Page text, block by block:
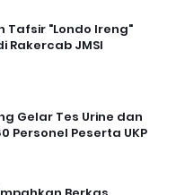
Tafsir "Londo Ireng"
Rakercab JMSI
Gelar Tes Urine dan
Personel Peserta UKP